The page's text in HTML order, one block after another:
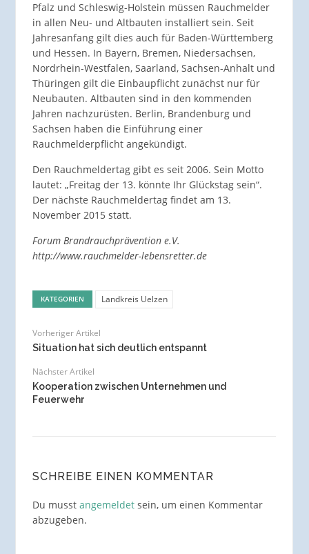
Pfalz und Schleswig-Holstein müssen Rauchmelder
in allen Neu- und Altbauten installiert sein. Seit
Jahresanfang gilt dies auch für Baden-Württemberg
und Hessen. In Bayern, Bremen, Nieder­sachsen,
Nord­rhein-West­falen, Saar­land, Sachsen-Anhalt und
Thüringen gilt die Einbaupflicht zunächst nur für
Neubauten. Altbauten sind in den kommenden
Jahren nach­zurüsten. Berlin, Brandenburg und
Sachsen haben die Einführung einer
Rauchmelderpflicht angekündigt.
Den Rauchmeldertag gibt es seit 2006. Sein Motto
lautet: „Freitag der 13. könnte Ihr Glückstag sein“.
Der nächste Rauchmeldertag findet am 13.
November 2015 statt.
Forum Brandrauchprävention e.V.
http://www.rauchmelder-lebensretter.de
KATEGORIEN Landkreis Uelzen
Vorheriger Artikel
Situation hat sich deutlich entspannt
Nächster Artikel
Kooperation zwischen Unternehmen und
Feuerwehr
SCHREIBE EINEN KOMMENTAR
Du musst angemeldetsein, um einen Kommentar
abzugeben.